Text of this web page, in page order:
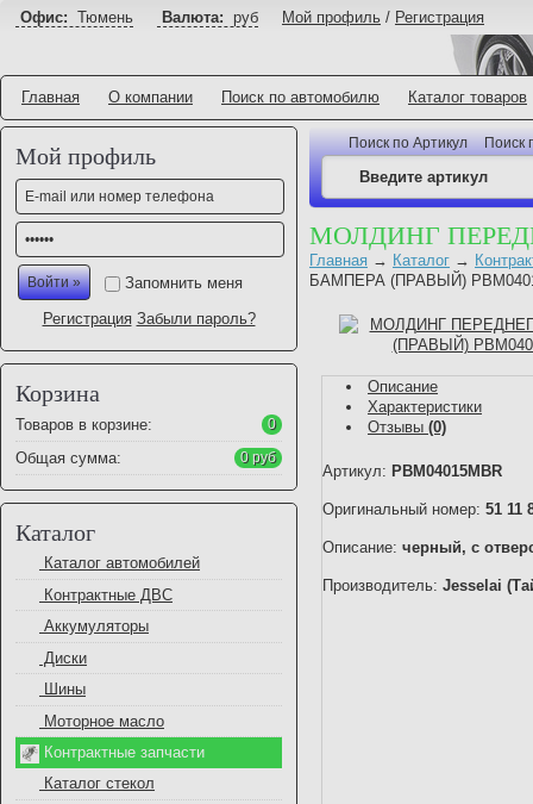
Офис: Тюмень Валюта: руб Мой профиль / Регистрация
Главная О компании Поиск по автомобилю Каталог товаров
Мой профиль
Запомнить меня
Регистрация Забыли пароль?
Корзина
Товаров в корзине: 0
Общая сумма: 0 руб
Каталог
Каталог автомобилей
Контрактные ДВС
Аккумуляторы
Диски
Шины
Моторное масло
Контрактные запчасти
Каталог стекол
Поиск по Артикул Поиск
МОЛДИНГ
Главная → Каталог →
БАМПЕРА (ПРАВЫЙ)
Описание
Характеристики
Отзывы (0)
Артикул: PBM04015MBR
Оригинальный номер: 51 11
Описание: черный, с
Производитель: Jesselai